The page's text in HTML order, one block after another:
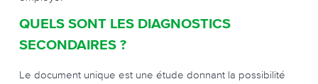
QUELS SONT LES DIAGNOSTICS
SECONDAIRES ?
Le document unique est une étude donnant la possibilité